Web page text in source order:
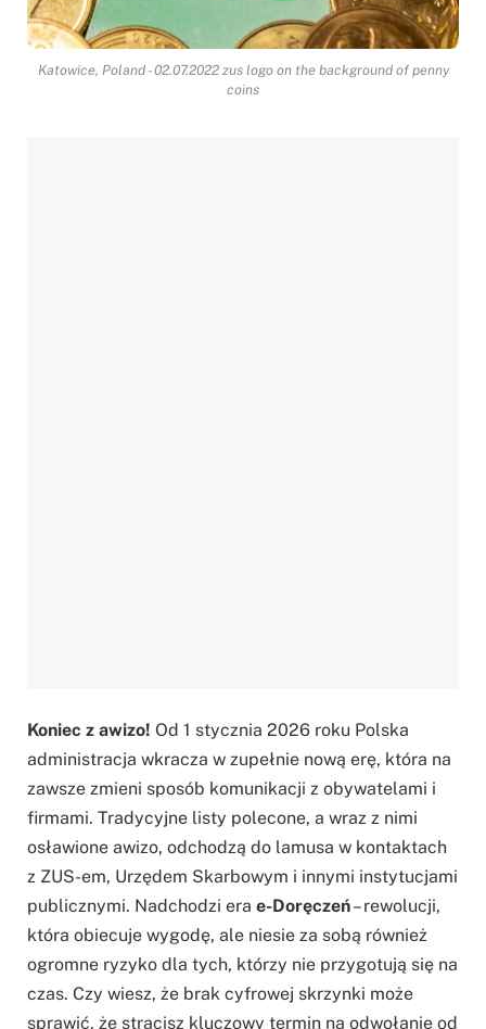
Katowice, Poland - 02.07.2022 zus logo on the background of penny
coins
Koniec z awizo! Od 1 stycznia 2026 roku Polska
administracja wkracza w zupełnie nową erę, która na
zawsze zmieni sposób komunikacji z obywatelami i
firmami. Tradycyjne listy polecone, a wraz z nimi
osławione awizo, odchodzą do lamusa w kontaktach
z ZUS-em, Urzędem Skarbowym i innymi instytucjami
publicznymi. Nadchodzi era e-Doręczeń– rewolucji,
która obiecuje wygodę, ale niesie za sobą również
ogromne ryzyko dla tych, którzy nie przygotują się na
czas. Czy wiesz, że brak cyfrowej skrzynki może
sprawić, że stracisz kluczowy termin na odwołanie od